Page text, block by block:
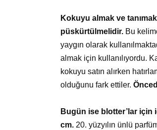
Kokuyu almak ve
püskürtülmelidir. Bu
yaygın olarak
almak için kullanılıyordu.
kokuyu satın alırken
olduğunu fark ettiler.
Bugün ise blotter’lar için
cm. 20. yüzyılın ünlü